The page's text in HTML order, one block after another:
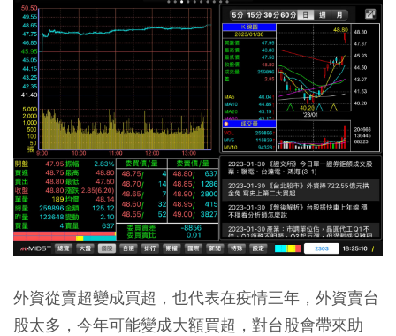
外資從賣超變成買超，也代表在疫情三年，外資賣台
股太多，今年可能變成大額買超，對台股會帶來助